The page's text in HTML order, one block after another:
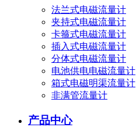
法兰式电磁流量计
夹持式电磁流量计
卡箍式电磁流量计
插入式电磁流量计
分体式电磁流量计
电池供电电磁流量计
箱式电磁明渠流量计
非满管流量计
产品中心